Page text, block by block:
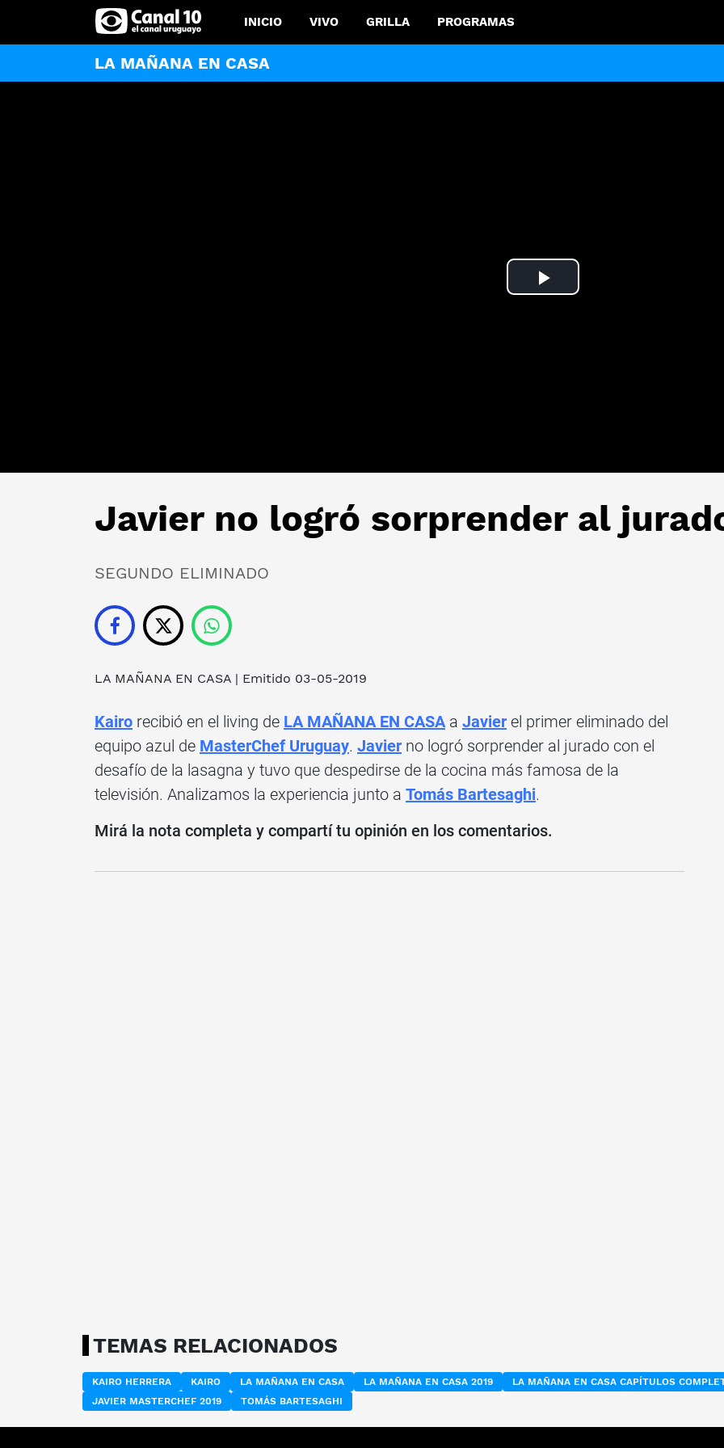
INICIO VIVO GRILLA PROGRAMAS
LA MAÑANA EN CASA
Play
Javier no logró sorprender al
SEGUNDO ELIMINADO
LA MAÑANA EN CASA | Emitido 03-05-2019
Kairo recibió en el living de LA MAÑANA EN CASA a Javier el primer eliminado del
equipo azul de MasterChef Uruguay. Javier no logró sorprender al jurado con el
desafío de la lasagna y tuvo que despedirse de la cocina más famosa de la
televisión. Analizamos la experiencia junto a Tomás Bartesaghi.
Mirá la nota completa y compartí tu opinión en los comentarios.
TEMAS RELACIONADOS
KAIRO HERRERA KAIRO LA MAÑANA EN CASA LA MAÑANA EN CASA 2019
LA MAÑANA EN CASA CAPÍTULOS
JAVIER MASTERCHEF 2019
TOMÁS BARTESAGHI